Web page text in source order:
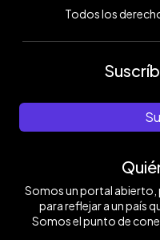
Todos los
Somos un portal
para reflejar a un país
Somos el punto de